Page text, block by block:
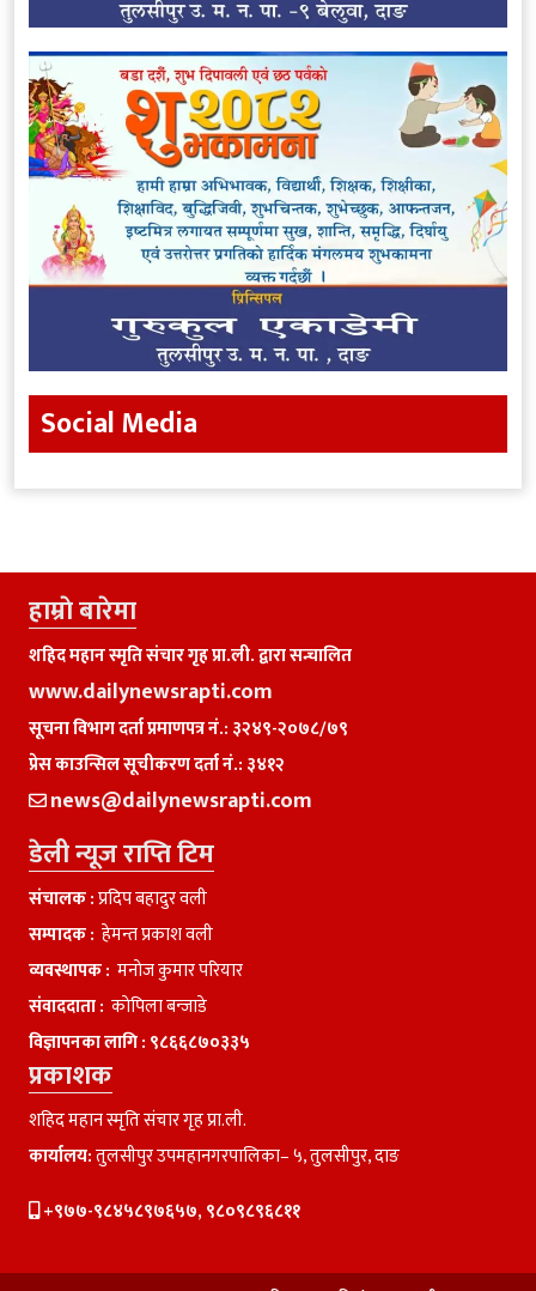
Social Media
हाम्राे बारेमा
शहिद महान स्मृति संचार गृह प्रा.ली. द्वारा सन्चालित
www.dailynewsrapti.com
सूचना विभाग दर्ता प्रमाणपत्र नं.: ३२४९-२०७८/७९
प्रेस काउन्सिल सूचीकरण दर्ता नं.: ३४१२
news@dailynewsrapti.com
डेली न्यूज राप्ति टिम
संचालक :प्रदिप बहादुर वली
सम्पादक : हेमन्त प्रकाश वली
व्यवस्थापक : मनाेज कुमार परियार
संवाददाता : काेपिला बन्जाडे
विज्ञापनका लागि : ९८६६८७०३३५
प्रकाशक
शहिद महान स्मृति संचार गृह प्रा.ली.
कार्यालय:तुलसीपुर उपमहानगरपालिका– ५, तुलसीपुर, दाङ
+९७७-९८४५८९७६५७, ९८०९८९६८११